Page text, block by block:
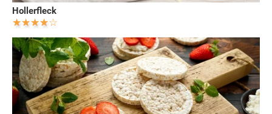
Hollerfleck